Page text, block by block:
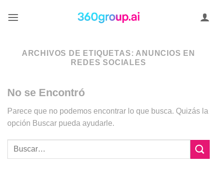
ARCHIVOS DE ETIQUETAS: ANUNCIOS EN
REDES SOCIALES
No se Encontró
Parece que no podemos encontrar lo que busca. Quizás la
opción Buscar pueda ayudarle.